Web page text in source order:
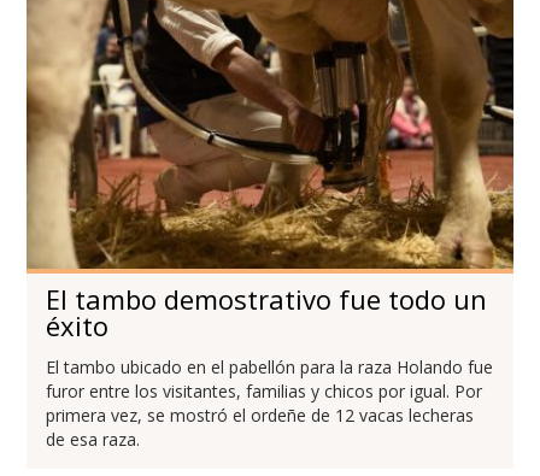
El tambo demostrativo fue todo un
éxito
El tambo ubicado en el pabellón para la raza Holando fue
furor entre los visitantes, familias y chicos por igual. Por
primera vez, se mostró el ordeñe de 12 vacas lecheras
de esa raza.